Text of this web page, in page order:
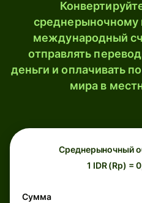
среднерыночному
международный
отправлять
деньги и оплачивать
мира в
Среднерыночный
1 IDR (Rp) =
Сумма